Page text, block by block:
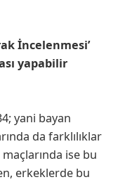
İncelenmesi’
yapabilir
yani bayan
da farklılıklar
ise bu
erkeklerde bu